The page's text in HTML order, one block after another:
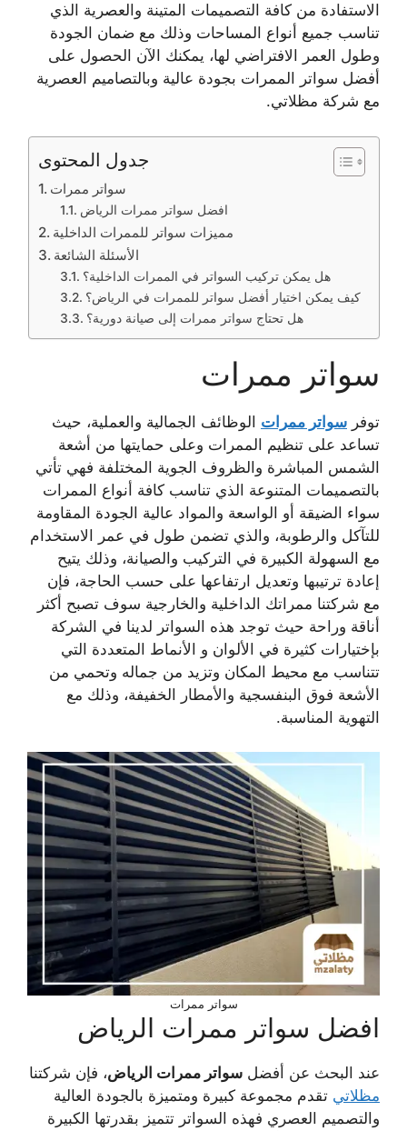
الاستفادة من كافة التصميمات المتينة والعصرية الذي
تناسب جميع أنواع المساحات وذلك مع ضمان الجودة
وطول العمر الافتراضي لها، يمكنك الآن الحصول على
أفضل سواتر الممرات بجودة عالية وبالتصاميم العصرية
مع شركة مظلاتي.
جدول المحتوى
سواتر ممرات
افضل سواتر ممرات الرياض
مميزات سواتر للممرات الداخلية
الأسئلة الشائعة
هل يمكن تركيب السواتر في الممرات الداخلية؟
كيف يمكن اختيار أفضل سواتر للممرات في الرياض؟
هل تحتاج سواتر ممرات إلى صيانة دورية؟
سواتر ممرات
توفر سواتر ممرات الوظائف الجمالية والعملية، حيث
تساعد على تنظيم الممرات وعلى حمايتها من أشعة
الشمس المباشرة والظروف الجوية المختلفة فهي تأتي
بالتصميمات المتنوعة الذي تناسب كافة أنواع الممرات
سواء الضيقة أو الواسعة والمواد عالية الجودة المقاومة
للتآكل والرطوبة، والذي تضمن طول في عمر الاستخدام
مع السهولة الكبيرة في التركيب والصيانة، وذلك يتيح
إعادة ترتيبها وتعديل ارتفاعها على حسب الحاجة، فإن
مع شركتنا ممراتك الداخلية والخارجية سوف تصبح أكثر
أناقة وراحة حيث توجد هذه السواتر لدينا في الشركة
بإختيارات كثيرة في الألوان و الأنماط المتعددة التي
تتناسب مع محيط المكان وتزيد من جماله وتحمي من
الأشعة فوق البنفسجية والأمطار الخفيفة، وذلك مع
التهوية المناسبة.
سواتر ممرات
افضل سواتر ممرات الرياض
عند البحث عن أفضل سواتر ممرات الرياض، فإن شركتنا
مظلاتي تقدم مجموعة كبيرة ومتميزة بالجودة العالية
والتصميم العصري فهذه السواتر تتميز بقدرتها الكبيرة